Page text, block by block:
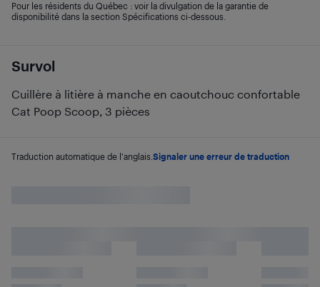
Survol
Cuillère à litière à manche en caoutchouc confortable
Cat Poop Scoop, 3 pièces
Traduction automatique de l'anglais. Signaler une erreur de traduction
Pour les résidents du Québec : voir la divulgation de la garantie de
disponibilité dans la section Spécifications ci-dessous.